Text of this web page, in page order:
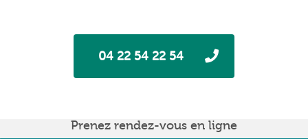
04 22 54 22 54
Prenez rendez-vous en ligne